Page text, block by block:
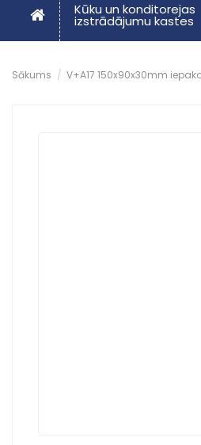
Kūku un konditorejas
izstrādājumu kastes
Sākums V+A17 150x90x30mm